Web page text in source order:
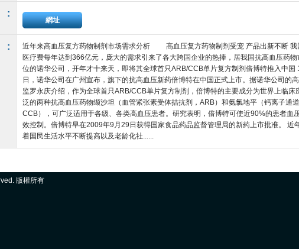
:
網址
:
近年来高血压复方药物制剂市场需求分析 高血压复方药物制剂受宠 产品出新不断 我
医疗费每年达到366亿元，庞大的需求引来了各大跨国企业的热捧，居我国抗高血压药
位的诺华公司，开年才十来天，即将其全球首只ARB/CCB单片复方制剂倍博特推入中国
日，诺华公司在广州宣布，旗下的抗高血压新药倍博特在中国正式上市。据诺华公司的
监罗永庆介绍，作为全球首只ARB/CCB单片复方制剂，倍博特的主要成分为世界上临床
泛的两种抗高血压药物缬沙坦（血管紧张素受体拮抗剂，ARB）和氨氯地平（钙离子通道
CCB），可广泛适用于各级、各类高血压患者。研究表明，倍博特可使近90%的患者血
效控制。倍博特早在2009年9月29日获得国家食品药品监督管理局的新药上市批准。 近
着国民生活水平不断提高以及老龄化社......
版權所有